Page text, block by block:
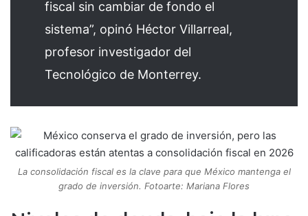
fiscal sin cambiar de fondo el
sistema”, opinó Héctor Villarreal,
profesor investigador del
Tecnológico de Monterrey.
La consolidación fiscal es la clave para que México mantenga el
grado de inversión. Fotoarte: Mariana Flores